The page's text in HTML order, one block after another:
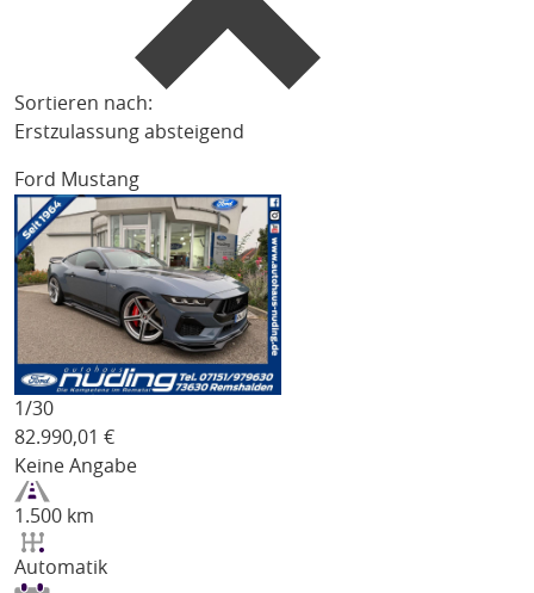
Sortieren nach:
Erstzulassung absteigend
Ford Mustang
1/30
82.990,01 €
Keine Angabe
1.500 km
Automatik